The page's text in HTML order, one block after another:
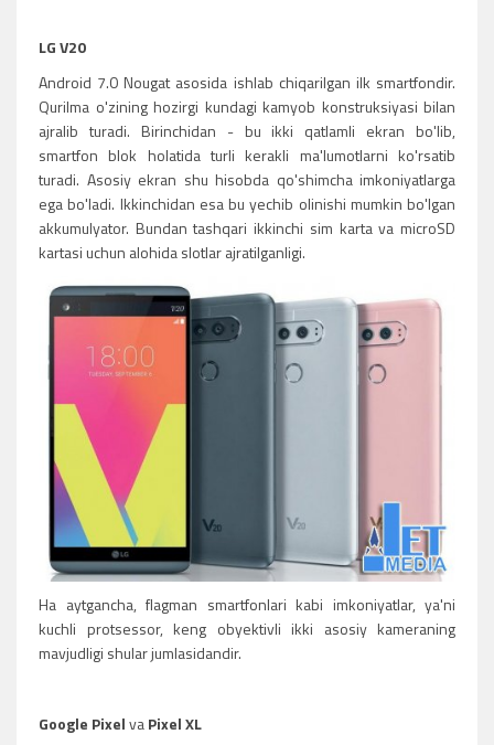
LG V20
Android 7.0 Nougat asosida ishlab chiqarilgan ilk smartfondir.
Qurilma o'zining hozirgi kundagi kamyob konstruksiyasi bilan
ajralib turadi. Birinchidan - bu ikki qatlamli ekran bo'lib,
smartfon blok holatida turli kerakli ma'lumotlarni ko'rsatib
turadi. Asosiy ekran shu hisobda qo'shimcha imkoniyatlarga
ega bo'ladi. Ikkinchidan esa bu yechib olinishi mumkin bo'lgan
akkumulyator. Bundan tashqari ikkinchi sim karta va microSD
kartasi uchun alohida slotlar ajratilganligi.
Ha aytgancha, flagman smartfonlari kabi imkoniyatlar, ya'ni
kuchli protsessor, keng obyektivli ikki asosiy kameraning
mavjudligi shular jumlasidandir.
Google PixelvaPixel XL